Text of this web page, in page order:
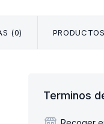
(0)
Terminos